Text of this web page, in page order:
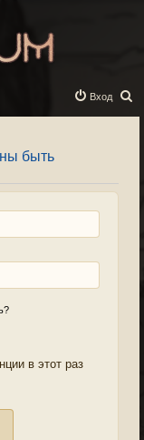
о
Вход
быть
в этот раз